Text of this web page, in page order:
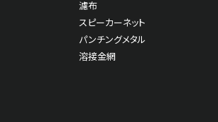
濾布
スピーカーネット
パンチングメタル
溶接金網